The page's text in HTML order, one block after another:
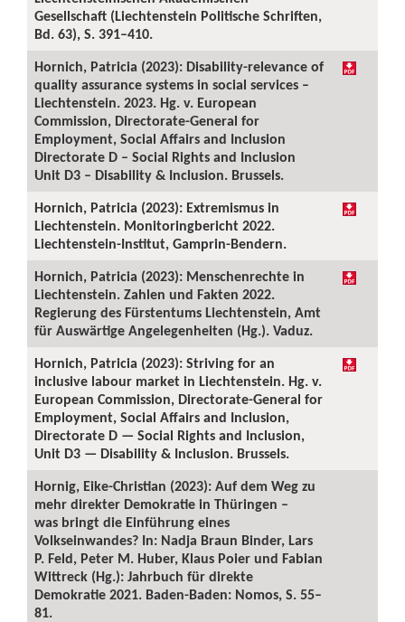
Gesellschaft (Liechtenstein Politische Schriften,
Bd. 63), S. 391–410.
Hornich, Patricia (2023): Disability-relevance of
quality assurance systems in social services –
Liechtenstein. 2023. Hg. v. European
Commission, Directorate-General for
Employment, Social Affairs and Inclusion
Directorate D – Social Rights and Inclusion
Unit D3 – Disability & Inclusion. Brussels.
Hornich, Patricia (2023): Extremismus in
Liechtenstein. Monitoringbericht 2022.
Liechtenstein-Institut, Gamprin-Bendern.
Hornich, Patricia (2023): Menschenrechte in
Liechtenstein. Zahlen und Fakten 2022.
Regierung des Fürstentums Liechtenstein, Amt
für Auswärtige Angelegenheiten (Hg.). Vaduz.
Hornich, Patricia (2023): Striving for an
inclusive labour market in Liechtenstein. Hg. v.
European Commission, Directorate-General for
Employment, Social Affairs and Inclusion,
Directorate D — Social Rights and Inclusion,
Unit D3 — Disability & Inclusion. Brussels.
Hornig, Eike-Christian (2023): Auf dem Weg zu
mehr direkter Demokratie in Thüringen –
was bringt die Einführung eines
Volkseinwandes? In: Nadja Braun Binder, Lars
P. Feld, Peter M. Huber, Klaus Poier und Fabian
Wittreck (Hg.): Jahrbuch für direkte
Demokratie 2021. Baden-Baden: Nomos, S. 55–
81.